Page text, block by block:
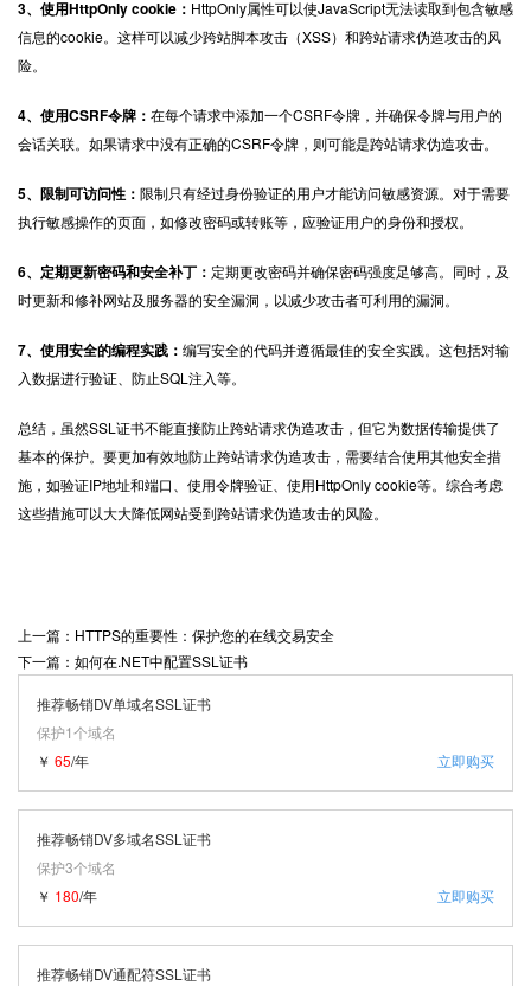
3、使用HttpOnly cookie： HttpOnly属性可以使JavaScript无法读取到包含敏感
信息的cookie。这样可以减少跨站脚本攻击（XSS）和跨站请求伪造攻击的风
险。
4、使用CSRF令牌： 在每个请求中添加一个CSRF令牌，并确保令牌与用户的
会话关联。如果请求中没有正确的CSRF令牌，则可能是跨站请求伪造攻击。
5、限制可访问性： 限制只有经过身份验证的用户才能访问敏感资源。对于需要
执行敏感操作的页面，如修改密码或转账等，应验证用户的身份和授权。
6、定期更新密码和安全补丁： 定期更改密码并确保密码强度足够高。同时，及
时更新和修补网站及服务器的安全漏洞，以减少攻击者可利用的漏洞。
7、使用安全的编程实践： 编写安全的代码并遵循最佳的安全实践。这包括对输
入数据进行验证、防止SQL注入等。
总结，虽然SSL证书不能直接防止跨站请求伪造攻击，但它为数据传输提供了
基本的保护。要更加有效地防止跨站请求伪造攻击，需要结合使用其他安全措
施，如验证IP地址和端口、使用令牌验证、使用HttpOnly cookie等。综合考虑
这些措施可以大大降低网站受到跨站请求伪造攻击的风险。
上一篇：HTTPS的重要性：保护您的在线交易安全
下一篇：如何在.NET中配置SSL证书
推荐畅销DV单域名SSL证书
保护1个域名
立即购买
￥ 65/年
推荐畅销DV多域名SSL证书
保护3个域名
立即购买
￥ 180/年
推荐畅销DV通配符SSL证书